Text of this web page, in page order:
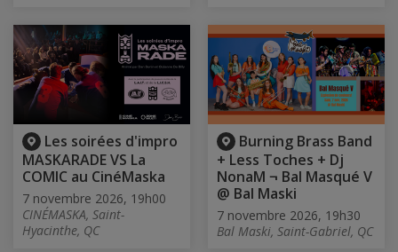
Les soirées d'impro
MASKARADE VS La
COMIC au CinéMaska
7 novembre 2026, 19h00
CINÉMASKA, Saint-
Hyacinthe, QC
Burning Brass Band
+ Less Toches + Dj
NonaM ¬ Bal Masqué V
@ Bal Maski
7 novembre 2026, 19h30
Bal Maski, Saint-Gabriel, QC